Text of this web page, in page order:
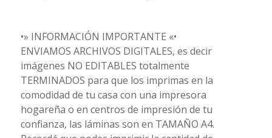
•» INFORMACIÓN IMPORTANTE «•
ENVIAMOS ARCHIVOS DIGITALES, es decir
imágenes NO EDITABLES totalmente
TERMINADOS para que los imprimas en la
comodidad de tu casa con una impresora
hogareña o en centros de impresión de tu
confianza, las láminas son en TAMAÑO A4.